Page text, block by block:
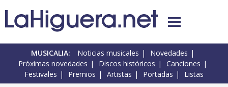
MUSICALIA: Noticias musicales
Novedades
Próximas novedades
Discos históricos
Canciones
Festivales
Premios Artistas Portadas Listas